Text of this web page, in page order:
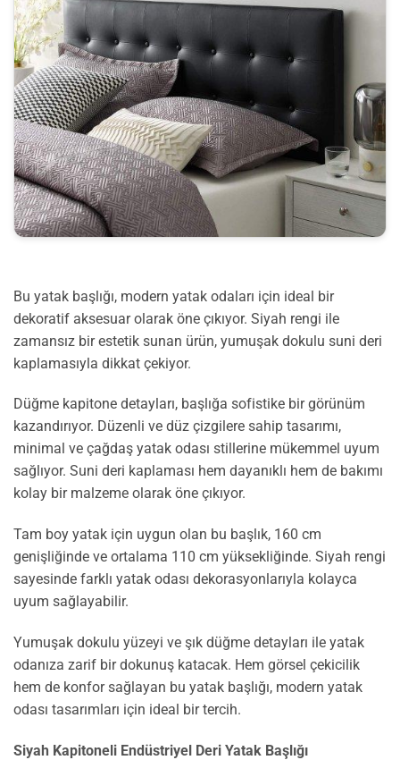
Bu yatak başlığı, modern yatak odaları için ideal bir
dekoratif aksesuar olarak öne çıkıyor. Siyah rengi ile
zamansız bir estetik sunan ürün, yumuşak dokulu suni deri
kaplamasıyla dikkat çekiyor.
Düğme kapitone detayları, başlığa sofistike bir görünüm
kazandırıyor. Düzenli ve düz çizgilere sahip tasarımı,
minimal ve çağdaş yatak odası stillerine mükemmel uyum
sağlıyor. Suni deri kaplaması hem dayanıklı hem de bakımı
kolay bir malzeme olarak öne çıkıyor.
Tam boy yatak için uygun olan bu başlık, 160 cm
genişliğinde ve ortalama 110 cm yüksekliğinde. Siyah rengi
sayesinde farklı yatak odası dekorasyonlarıyla kolayca
uyum sağlayabilir.
Yumuşak dokulu yüzeyi ve şık düğme detayları ile yatak
odanıza zarif bir dokunuş katacak. Hem görsel çekicilik
hem de konfor sağlayan bu yatak başlığı, modern yatak
odası tasarımları için ideal bir tercih.
Siyah Kapitoneli Endüstriyel Deri Yatak Başlığı